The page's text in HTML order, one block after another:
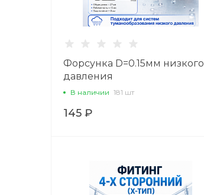
Форсунка D=0.15мм низкого
давления
В наличии 181 шт
145 ₽